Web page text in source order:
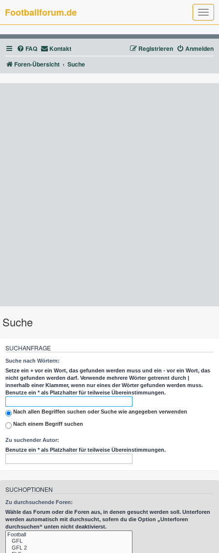
T
o
g
g
l
e
n
g
Footballforum.de
FAQ Kontakt Anmelden
Registrieren
Foren-Übersicht
Suche
Suche
SUCHANFRAGE
Suche nach Wörtern:
Setze ein + vor ein Wort, das gefunden werden muss und ein - vor ein Wort, das
nicht gefunden werden darf. Verwende mehrere Wörter getrennt durch |
innerhalb einer Klammer, wenn nur eines der Wörter gefunden werden muss.
Benutze ein * als Platzhalter für teilweise Übereinstimmungen.
Nach allen Begriffen suchen oder Suche wie angegeben verwenden
Nach einem Begriff suchen
Zu suchender Autor:
Benutze ein * als Platzhalter für teilweise Übereinstimmungen.
SUCHOPTIONEN
Zu durchsuchende Foren:
Wähle das Forum oder die Foren aus, in denen gesucht werden soll. Unterforen
werden automatisch mit durchsucht, sofern du die Option „Unterforen
durchsuchen“ unten nicht deaktivierst.